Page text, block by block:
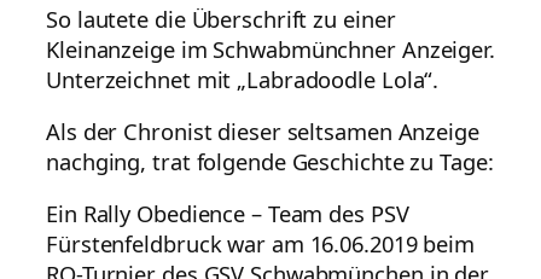
So lautete die Überschrift zu einer
Kleinanzeige im Schwabmünchner Anzeiger.
Unterzeichnet mit „Labradoodle Lola“.
Als der Chronist dieser seltsamen Anzeige
nachging, trat folgende Geschichte zu Tage:
Ein Rally Obedience – Team des PSV
Fürstenfeldbruck war am 16.06.2019 beim